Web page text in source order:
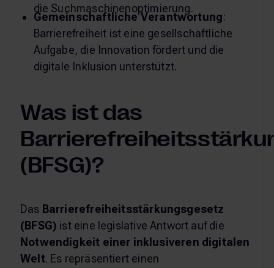
die Suchmaschinenoptimierung.
Gemeinschaftliche Verantwortung:
Barrierefreiheit ist eine gesellschaftliche
Aufgabe, die Innovation fördert und die
digitale Inklusion unterstützt.
Was ist das
(BFSG)?
Das Barrierefreiheitsstärkungsgesetz
(BFSG) ist eine legislative Antwort auf die
Notwendigkeit einer inklusiveren digitalen
Welt. Es repräsentiert einen